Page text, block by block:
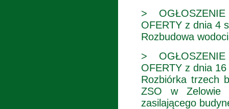
>
OFERTY z dnia 4
Rozbudowa
>
OFERTY z dnia
Rozbiórka trzech
ZSO w Zelowie
zasilającego